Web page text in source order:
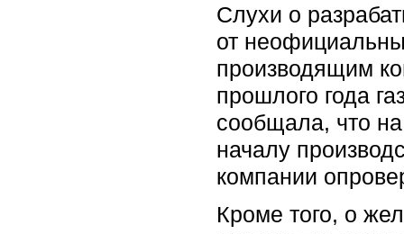
Слухи о
от
производящим
прошлого года
сообщала, что
началу
компании
Кроме того, о